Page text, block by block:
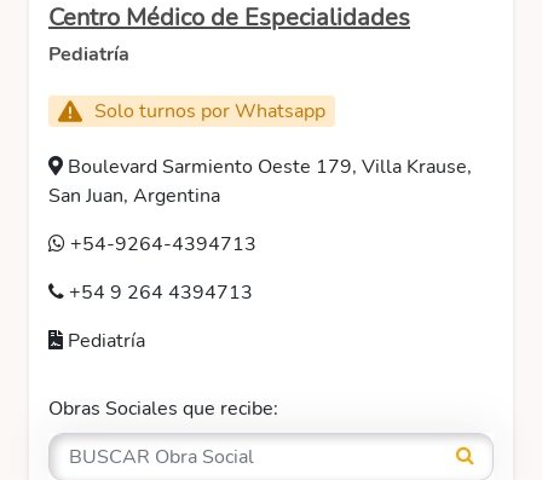
Centro Médico de Especialidades
Pediatría
Solo turnos por Whatsapp
Boulevard Sarmiento Oeste 179, Villa Krause,
San Juan, Argentina
+54-9264-4394713
+54 9 264 4394713
Pediatría
Obras Sociales que recibe: